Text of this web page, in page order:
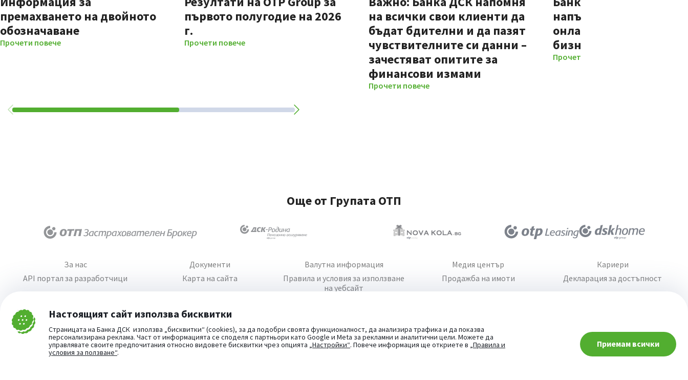
Затвори Настоящият сайт използва бисквитки
Страницата на Банка ДСК използва „бисквитки“ (cookies), за да подобри своята функционалност, да анализира трафика и да показва
персонализирана реклама. Част от информацията се споделя с партньори като Google и Meta за рекламни и аналитични цели. Можете да
управлявате своите предпочитания относно видовете бисквитки чрез опцията „Настройки“. Повече информация ще откриете в „Правила и
условия за ползване“.
Приемам всички
премахването на двойното
обозначаване
Прочети повече
първото полугодие на 2026
г.
Прочети повече
на всички свои клиенти да
бъдат бдителни и да пазят
чувствителните си данни –
зачестяват опитите за
финансови измами
Прочети повече
напълно
онлайн процес за нови
бизнес клиенти
Прочети повече
Още от Групата ОТП
За нас
API портал за разработчици
Документи
Карта на сайта
Валутна информация
Правила и условия за използване
на уебсайт
Медия център
Продажба на имоти
Кариери
Декларация за достъпност
При въпроси -
попитай AI асистента ни
Cookie consent change